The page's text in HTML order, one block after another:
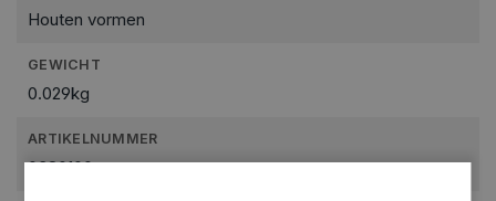
Houten vormen
GEWICHT
0.029kg
ARTIKELNUMMER
0380100